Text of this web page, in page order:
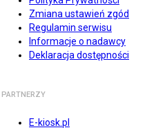
Zmiana ustawień zgód
Regulamin serwisu
Informacje o nadawcy
Deklaracja dostępności
PARTNERZY
E-kiosk.pl